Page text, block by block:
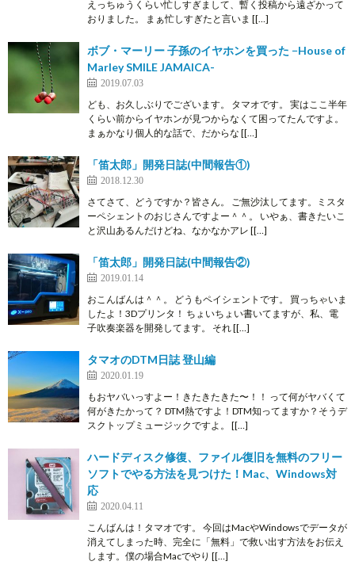
えっちゅうくらい忙しすぎまして、暫く投稿から遠ざかって
おりました。 まぁ忙しすぎたと言いま [[…]
ボブ・マーリー 子孫のイヤホンを買った −House of
Marley SMILE JAMAICA-
2019.07.03
ども、お久しぶりでございます。 タマオです。 実はここ半年
くらい前からイヤホンが見つからなくて困ってたんですよ。
まぁかなり個人的な話で、だからな [[…]
「笛太郎」開発日誌(中間報告①)
2018.12.30
さてさて、どうですか？皆さん。 ご無沙汰してます。ミスタ
ーペシェントのおじさんですよー＾＾。 いやぁ、書きたいこ
と沢山あるんだけどね、なかなかアレ [[…]
「笛太郎」開発日誌(中間報告②)
2019.01.14
おこんばんは＾＾。 どうもペイシェントです。 買っちゃいま
したよ！3Dプリンタ！ ちょいちょい書いてますが、私、電
子吹奏楽器を開発してます。 それ [[…]
タマオのDTM日誌 登山編
2020.01.19
もおヤバいっすよー！きたきたきた〜！！ って何がヤバくて
何がきたかって？ DTM熱ですよ！DTM知ってますか？そうデ
スクトップミュージックですよ。 [[…]
ハードディスク修復、ファイル復旧を無料のフリー
ソフトでやる方法を見つけた！Mac、Windows対
応
2020.04.11
こんばんは！タマオです。 今回はMacやWindowsでデータが
消えてしまった時、完全に「無料」で救い出す方法をお伝え
します。僕の場合Macでやり [[…]